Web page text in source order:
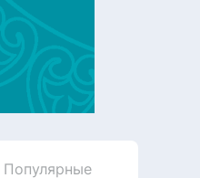
Популярные